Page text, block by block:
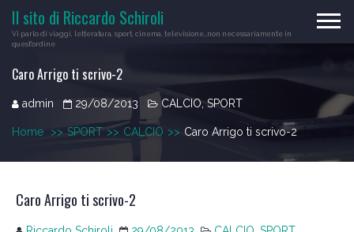
content
Il sito di Riccardo Schiroli
Vi parlo di viaggi, letteratura, sport, cinema, televisione…non necessariamente in
quest'ordine
Caro Arrigo ti scrivo-2
admin 29/08/2013 CALCIO,SPORT
Home >> SPORT >> CALCIO >> Caro Arrigo ti scrivo-2
Caro Arrigo ti scrivo-2